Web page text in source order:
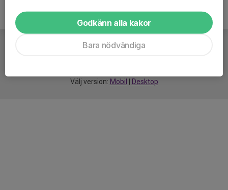
Välj version: Mobil Desktop
Godkänn alla kakor
Bara nödvändiga